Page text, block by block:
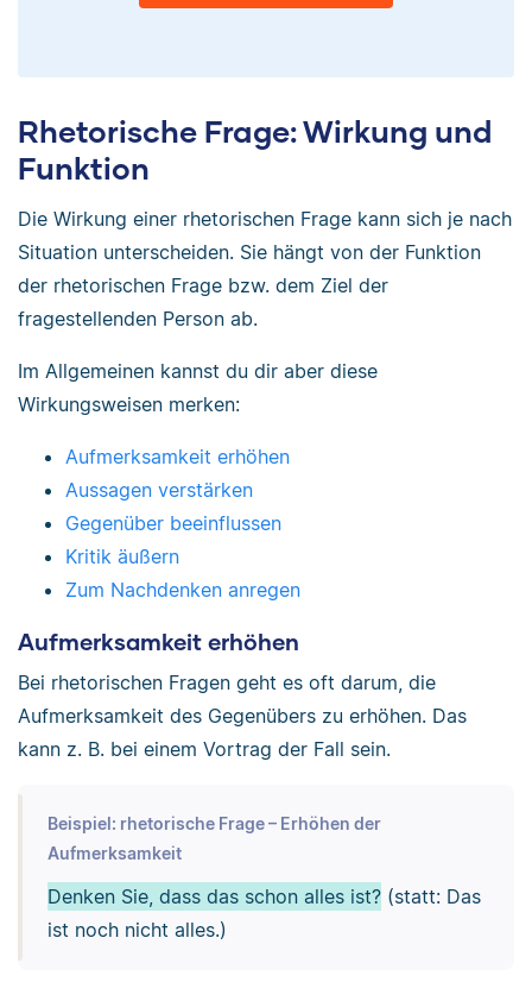
Rhetorische Frage: Wirkung und
Funktion
Die Wirkung einer rhetorischen Frage kann sich je nach
Situation unterscheiden. Sie hängt von der Funktion
der rhetorischen Frage bzw. dem Ziel der
fragestellenden Person ab.
Im Allgemeinen kannst du dir aber diese
Wirkungsweisen merken:
Aufmerksamkeit erhöhen
Aussagen verstärken
Gegenüber beeinflussen
Kritik äußern
Zum Nachdenken anregen
Aufmerksamkeit erhöhen
Bei rhetorischen Fragen geht es oft darum, die
Aufmerksamkeit des Gegenübers zu erhöhen. Das
kann z. B. bei einem Vortrag der Fall sein.
Beispiel: rhetorische Frage – Erhöhen der
Aufmerksamkeit
Denken Sie, dass das schon alles ist?(statt: Das
ist noch nicht alles.)